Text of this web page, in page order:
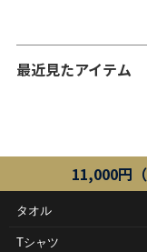
最近見たアイテム
11,000円
タオル
Tシャツ